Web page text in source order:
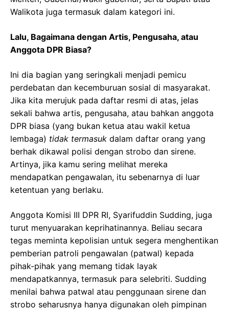
Walikota juga termasuk dalam kategori ini.
Lalu, Bagaimana dengan Artis, Pengusaha, atau
Anggota DPR Biasa?
Ini dia bagian yang seringkali menjadi pemicu
perdebatan dan kecemburuan sosial di masyarakat.
Jika kita merujuk pada daftar resmi di atas, jelas
sekali bahwa artis, pengusaha, atau bahkan anggota
DPR biasa (yang bukan ketua atau wakil ketua
lembaga) tidak termasuk dalam daftar orang yang
berhak dikawal polisi dengan strobo dan sirene.
Artinya, jika kamu sering melihat mereka
mendapatkan pengawalan, itu sebenarnya di luar
ketentuan yang berlaku.
Anggota Komisi III DPR RI, Syarifuddin Sudding, juga
turut menyuarakan keprihatinannya. Beliau secara
tegas meminta kepolisian untuk segera menghentikan
pemberian patroli pengawalan (patwal) kepada
pihak-pihak yang memang tidak layak
mendapatkannya, termasuk para selebriti. Sudding
menilai bahwa patwal atau penggunaan sirene dan
strobo seharusnya hanya digunakan oleh pimpinan